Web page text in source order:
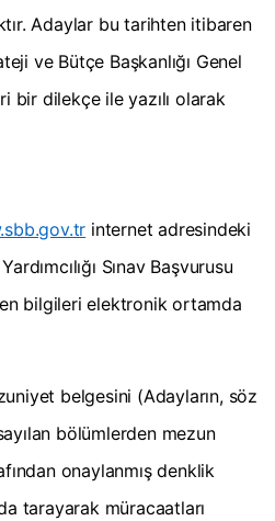
Adaylar bu tarihten itibaren
ve Bütçe Başkanlığı Genel
bir dilekçe ile yazılı olarak
internet adresindeki
Sınav Başvurusu
bilgileri elektronik ortamda
belgesini (Adayların, söz
bölümlerden mezun
onaylanmış denklik
tarayarak müracaatları